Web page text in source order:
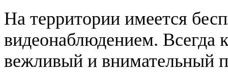
На территории имеется
видеонаблюдением. Всегда
вежливый и внимательный